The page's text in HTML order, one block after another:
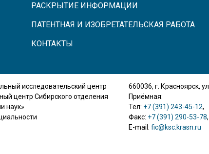
РАСКРЫТИЕ ИНФОРМАЦИИ
ПАТЕНТНАЯ И ИЗОБРЕТАТЕЛЬСКАЯ РАБОТА
КОНТАКТЫ
исследовательский центр
центр Сибирского отделения
наук»
660036, г. Красноярск,
Приёмная:
Тел: +7 (391) 243-45-12,
Факс: +7 (391) 290-53-78,
E-mail: fic@ksc.krasn.ru